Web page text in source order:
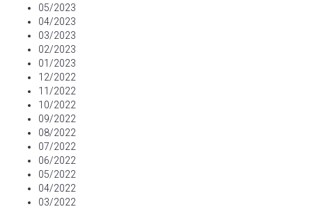
05/2023
04/2023
03/2023
02/2023
01/2023
12/2022
11/2022
10/2022
09/2022
08/2022
07/2022
06/2022
05/2022
04/2022
03/2022